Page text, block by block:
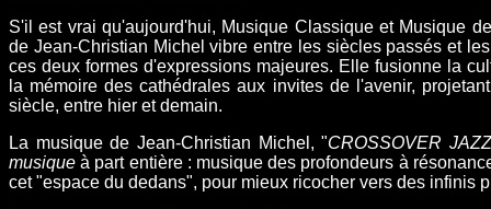
S'il est vrai qu'aujourd'hui, Musique Classique et Musique
de Jean-Christian Michel vibre entre les siècles passés et
ces deux formes d'expressions majeures. Elle fusionne la
la mémoire des cathédrales aux invites de l'avenir,
siècle, entre hier et demain.
La musique de Jean-Christian Michel, "CROSSOVER
musique à part entière : musique des profondeurs à
cet "espace du dedans", pour mieux ricocher vers des infinis